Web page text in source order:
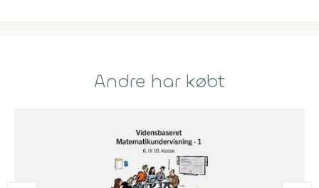
Andre har købt